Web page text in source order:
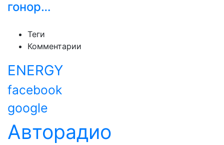
гонор…
Теги
Комментарии
ENERGY
facebook
google
Авторадио